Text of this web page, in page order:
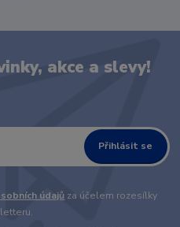
akce a slevy!
Přihlásit se
údajů za účelem rozesílky